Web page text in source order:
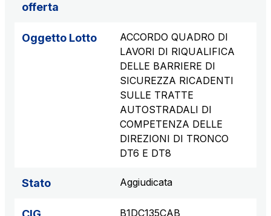
offerta
Oggetto Lotto
ACCORDO QUADRO DI
LAVORI DI RIQUALIFICA
DELLE BARRIERE DI
SICUREZZA RICADENTI
SULLE TRATTE
AUTOSTRADALI DI
COMPETENZA DELLE
DIREZIONI DI TRONCO
DT6 E DT8
Stato Aggiudicata
B1DC135CAB